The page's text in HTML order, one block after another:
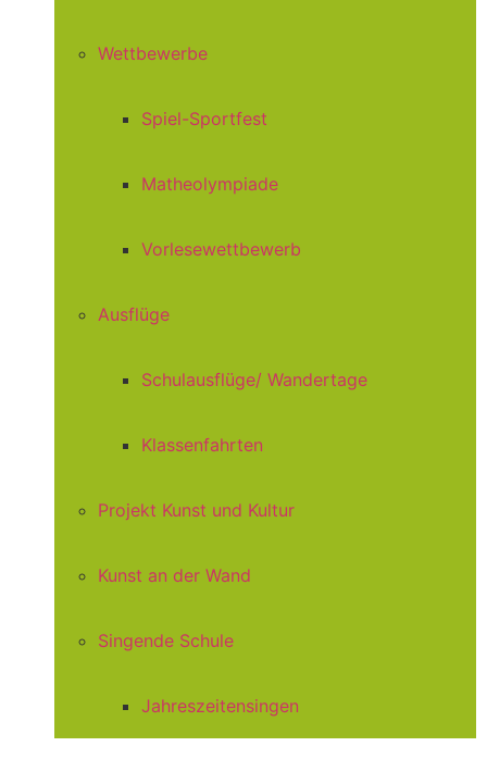
Wettbewerbe
Spiel-Sportfest
Matheolympiade
Vorlesewettbewerb
Ausflüge
Schulausflüge/ Wandertage
Klassenfahrten
Projekt Kunst und Kultur
Kunst an der Wand
Singende Schule
Jahreszeitensingen